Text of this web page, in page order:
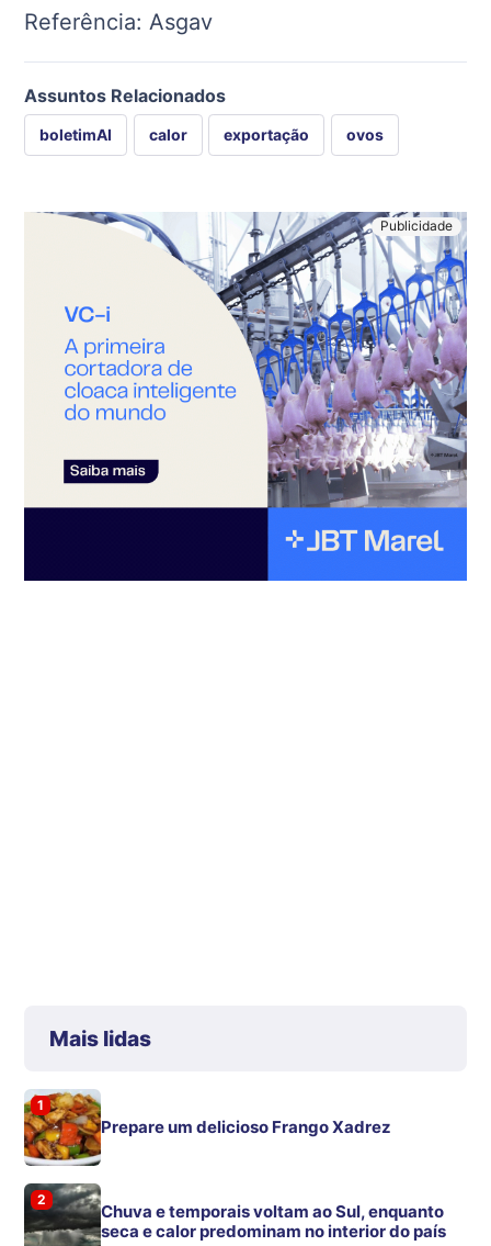
Referência: Asgav
Assuntos Relacionados
boletimAI calor exportação ovos
Mais lidas
1
Prepare um delicioso Frango Xadrez
2
Chuva e temporais voltam ao Sul, enquanto
seca e calor predominam no interior do país